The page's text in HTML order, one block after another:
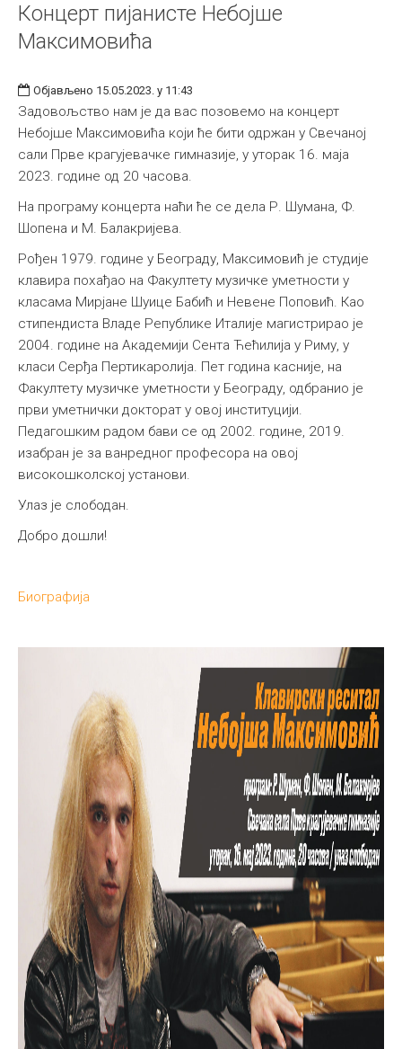
Концерт пијанисте Небојше
Максимовића
Објављено 15.05.2023. у 11:43
Задовољство нам је да вас позовемо на концерт
Небојше Максимовића који ће бити одржан у Свечаној
сали Прве крагујевачке гимназије, у уторак 16. маја
2023. године од 20 часова.
На програму концерта наћи ће се дела Р. Шумана, Ф.
Шопена и М. Балакријева.
Рођен 1979. године у Београду, Максимовић је студије
клавира похађао на Факултету музичке уметности у
класама Мирјане Шуице Бабић и Невене Поповић. Као
стипендиста Владе Републике Италије магистрирао је
2004. године на Академији Сента Ћећилија у Риму, у
класи Серђа Пертикаролија. Пет година касније, на
Факултету музичке уметности у Београду, одбранио је
први уметнички докторат у овој институцији.
Педагошким радом бави се од 2002. године, 2019.
изабран је за ванредног професора на овој
високошколској установи.
Улаз је слободан.
Добро дошли!
Биографија